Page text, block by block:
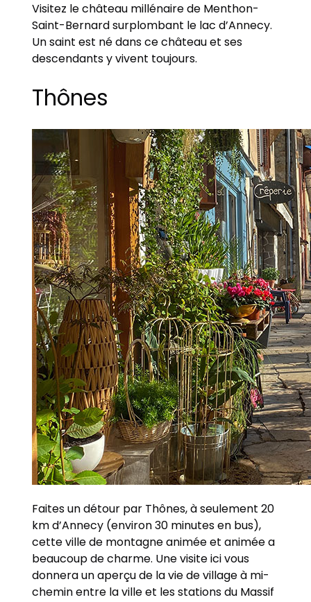
Visitez le château millénaire de Menthon-
Saint-Bernard surplombant le lac d’Annecy.
Un saint est né dans ce château et ses
descendants y vivent toujours.
Thônes
Faites un détour par Thônes, à seulement 20
km d’Annecy (environ 30 minutes en bus),
cette ville de montagne animée et animée a
beaucoup de charme. Une visite ici vous
donnera un aperçu de la vie de village à mi-
chemin entre la ville et les stations du Massif